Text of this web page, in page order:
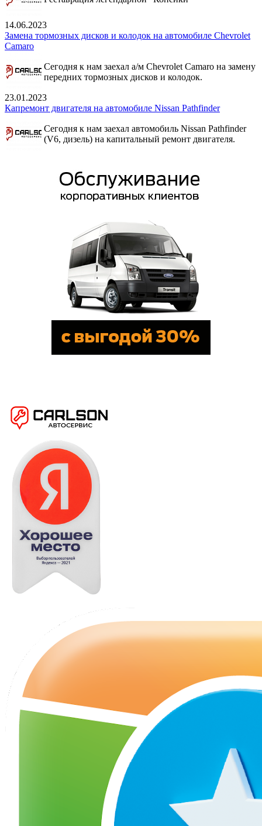
14.06.2023
Замена тормозных дисков и колодок на автомобиле Chevrolet
Camaro
Сегодня к нам заехал а/м Chevrolet Camaro на замену
передних тормозных дисков и колодок.
23.01.2023
Капремонт двигателя на автомобиле Nissan Pathfinder
Сегодня к нам заехал автомобиль Nissan Pathfinder
(V6, дизель) на капитальный ремонт двигателя.